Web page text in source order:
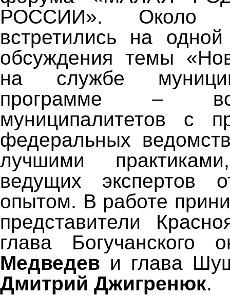
РОССИИ». Около
встретились на
обсуждения темы
на службе
программе –
муниципалитетов с
федеральных
лучшими
ведущих экспертов
опытом. В работе
представители
глава Богучанского
Медведев и глава
Дмитрий Джигренюк.